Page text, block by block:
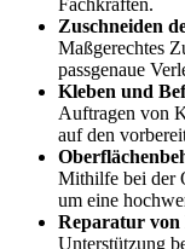
Fachkräften.
Zuschneiden
Maßgerechtes
passgenaue
Kleben und
Auftragen von
auf den
Mithilfe bei der
um eine
Reparatur von
Unterstützung